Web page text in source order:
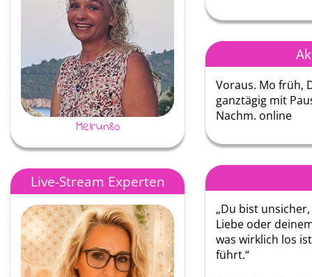
Melrun80
Live-Stream Experten
Voraus. Mo früh,
ganztägig mit
Nachm. online
„Du bist
Liebe oder
was wirklich los
führt.“